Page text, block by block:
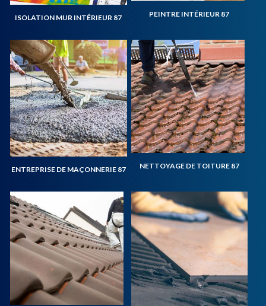
ISOLATION MUR INTÉRIEUR 87 PEINTRE INTÉRIEUR 87
ENTREPRISE DE MAÇONNERIE 87 NETTOYAGE DE TOITURE 87